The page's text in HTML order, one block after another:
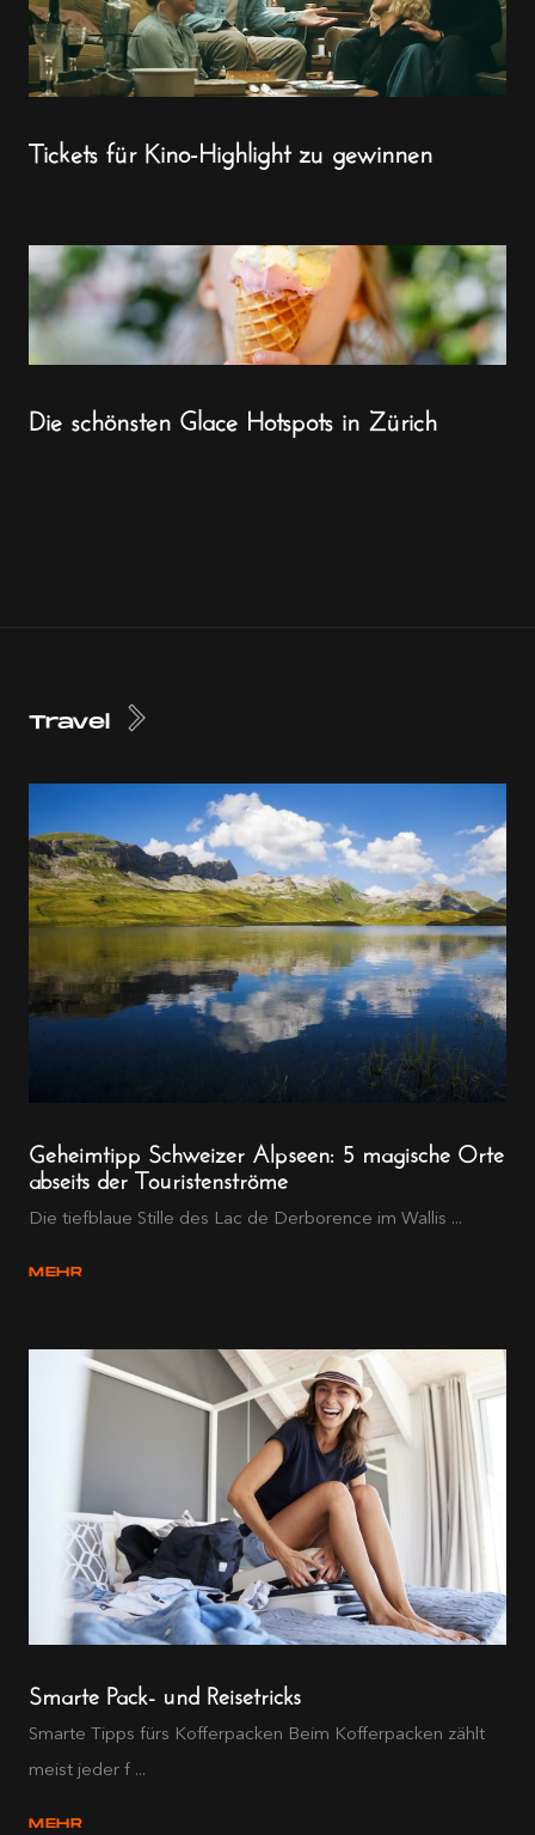
Tickets für Kino-Highlight zu gewinnen
Die schönsten Glace Hotspots in Zürich
Travel
Geheimtipp Schweizer Alpseen: 5 magische Orte
abseits der Touristenströme
Die tiefblaue Stille des Lac de Derborence im Wallis ...
MEHR
Smarte Pack- und Reisetricks
Smarte Tipps fürs Kofferpacken Beim Kofferpacken zählt
meist jeder f ...
MEHR